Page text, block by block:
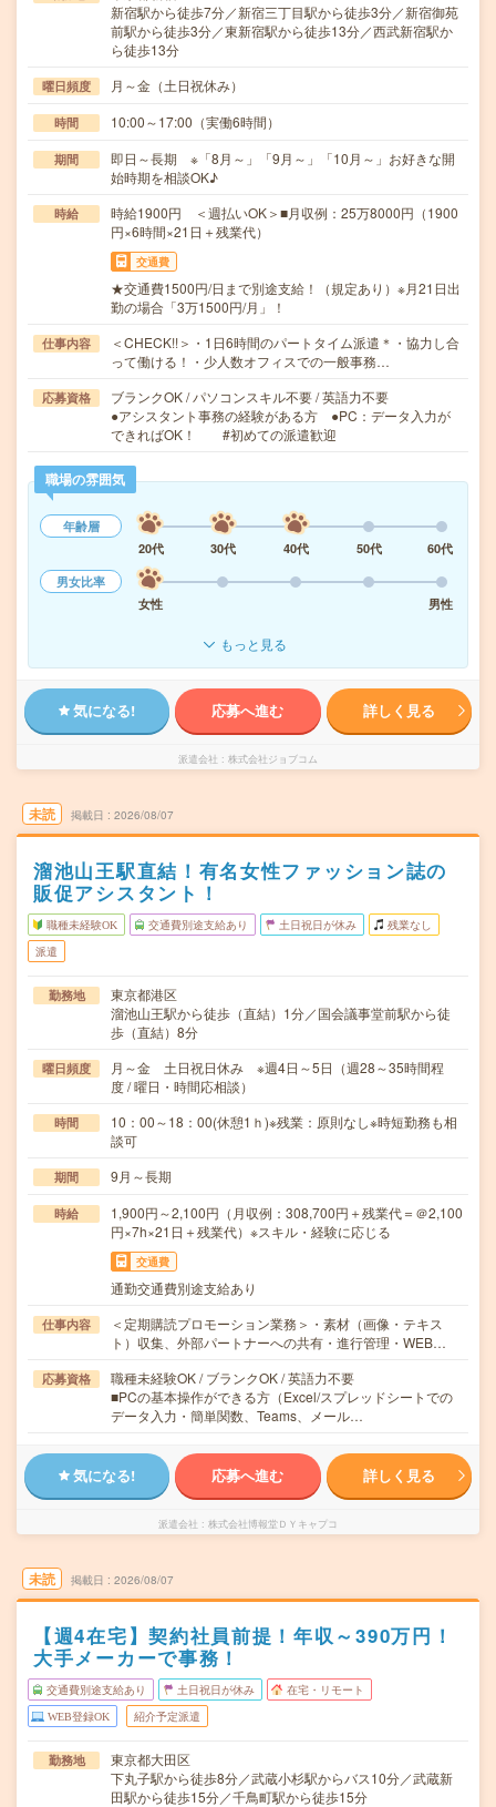
新宿駅から徒歩7分／新宿三丁目駅から徒歩3分／新宿御苑
前駅から徒歩3分／東新宿駅から徒歩13分／西武新宿駅か
ら徒歩13分
曜日頻度 月～金（土日祝休み）
時間 10:00～17:00（実働6時間）
期間
即日～長期 ※「8月～」「9月～」「10月～」お好きな開
始時期を相談OK♪
時給
時給1900円 ＜週払いOK＞■月収例：25万8000円（1900
円×6時間×21日＋残業代）
交通費
★交通費1500円/日まで別途支給！（規定あり）※月21日出
勤の場合「3万1500円/月」！
仕事内容
＜CHECK!!＞・1日6時間のパートタイム派遣＊・協力し合
って働ける！・少人数オフィスでの一般事務…
応募資格
ブランクOK / パソコンスキル不要 / 英語力不要
●アシスタント事務の経験がある方 ●PC：データ入力が
できればOK！ #初めての派遣歓迎
職場の雰囲気
年齢層
20代
30代 40代 50代
60代
男女比率
女性
男性
もっと見る
気になる! 応募へ進む 詳しく見る
派遣会社 株式会社ジョブコム
未読 掲載日 2026/08/07
溜池山王駅直結！有名女性ファッション誌の
販促アシスタント！
職種未経験OK 交通費別途支給あり 土日祝日が休み 残業なし
派遣
勤務地
東京都港区
溜池山王駅から徒歩（直結）1分／国会議事堂前駅から徒
歩（直結）8分
曜日頻度
月～金 土日祝日休み ※週4日～5日（週28～35時間程
度 / 曜日・時間応相談）
時間
10：00～18：00(休憩1ｈ)※残業：原則なし※時短勤務も相
談可
期間 9月～長期
時給
1,900円～2,100円（月収例：308,700円＋残業代＝＠2,100
円×7h×21日＋残業代）※スキル・経験に応じる
交通費
通勤交通費別途支給あり
仕事内容
＜定期購読プロモーション業務＞・素材（画像・テキス
ト）収集、外部パートナーへの共有・進行管理・WEB…
応募資格
職種未経験OK / ブランクOK / 英語力不要
■PCの基本操作ができる方（Excel/スプレッドシートでの
データ入力・簡単関数、Teams、メール…
気になる! 応募へ進む 詳しく見る
派遣会社 株式会社博報堂ＤＹキャプコ
未読 掲載日 2026/08/07
【週4在宅】契約社員前提！年収～390万円！
大手メーカーで事務！
交通費別途支給あり 土日祝日が休み 在宅・リモート
WEB登録OK 紹介予定派遣
勤務地
東京都大田区
下丸子駅から徒歩8分／武蔵小杉駅からバス10分／武蔵新
田駅から徒歩15分／千鳥町駅から徒歩15分